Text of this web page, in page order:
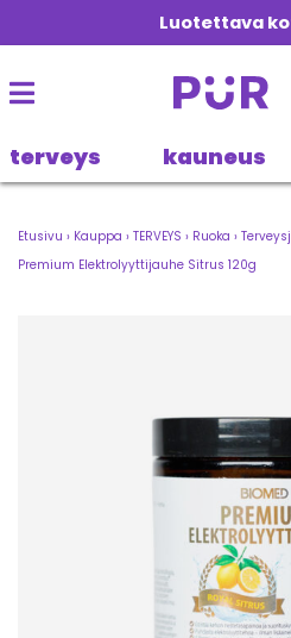
Luotettava
terveys kauneus
Etusivu › Kauppa › TERVEYS › Ruoka ›
Premium Elektrolyyttijauhe Sitrus 120g